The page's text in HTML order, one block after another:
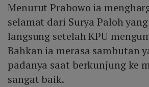
Menurut Prabowo ia
selamat dari Surya Paloh
langsung setelah KPU
Bahkan ia merasa sambutan
padanya saat berkunjung ke
sangat baik.